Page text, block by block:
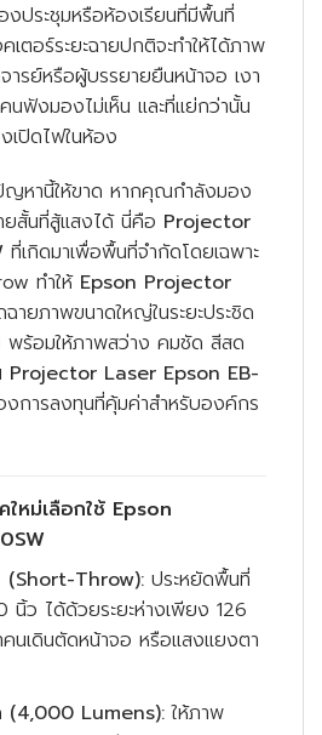
ประชุมหรือห้องเรียนที่มีพื้นที่
เตอร์ระยะฉายปกติจะทำให้ได้ภาพ
ารย์หรือผู้บรรยายยืนหน้าจอ เงา
นฟังมองไม่เห็น และที่แย่กว่านั้น
เปิดไฟในห้อง
หานี้ให้ขาด หากคุณกำลังมอง
ยสั้นที่สู้แสงได้ นี่คือ Projector
ที่เกิดมาเพื่อพื้นที่จำกัดโดยเฉพาะ
ทำให้ Epson Projector
ฉายภาพขนาดใหญ่ในระยะประชิด
ร้อมให้ภาพสว่าง คมชัด สีสด
Projector Laser Epson EB-
การลงทุนที่คุ้มค่าสำหรับองค์กร
หม่เลือกใช้ Epson
(Short-Throw):ประหยัดพื้นที่
นิ้ว ได้ด้วยระยะห่างเพียง 126
นเดินตัดหน้าจอ หรือแสงแยงตา
(4,000 Lumens):ให้ภาพ